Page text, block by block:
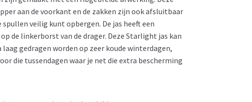
aan de voorkant en de zakken zijn ook afsluitbaar
veilig kunt opbergen. De jas heeft een
de linkerborst van de drager. Deze Starlight jas kan
gedragen worden op zeer koude winterdagen,
die tussendagen waar je net die extra bescherming